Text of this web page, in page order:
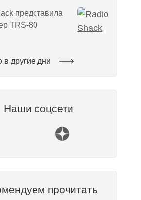
представила
TRS-80
в другие дни
Наши соцсети
прочитать